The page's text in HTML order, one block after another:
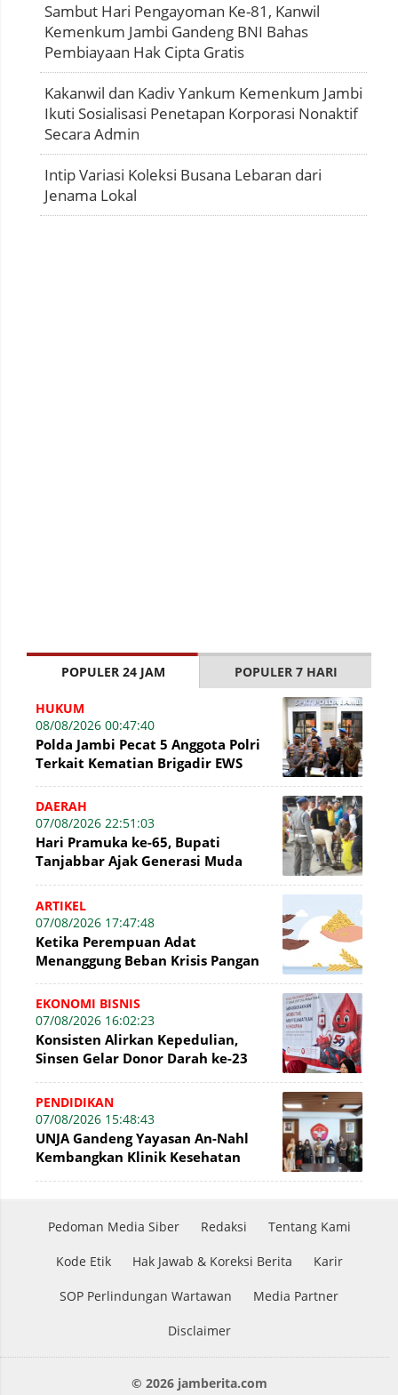
Sambut Hari Pengayoman Ke-81, Kanwil
Kemenkum Jambi Gandeng BNI Bahas
Pembiayaan Hak Cipta Gratis
Kakanwil dan Kadiv Yankum Kemenkum Jambi
Ikuti Sosialisasi Penetapan Korporasi Nonaktif
Secara Admin
Intip Variasi Koleksi Busana Lebaran dari
Jenama Lokal
POPULER 24 JAM POPULER 7 HARI
HUKUM
08/08/2026 00:47:40
Polda Jambi Pecat 5 Anggota Polri
Terkait Kematian Brigadir EWS
DAERAH
07/08/2026 22:51:03
Hari Pramuka ke-65, Bupati
Tanjabbar Ajak Generasi Muda
Nyata
ARTIKEL
07/08/2026 17:47:48
Ketika Perempuan Adat
Menanggung Beban Krisis Pangan
EKONOMI BISNIS
07/08/2026 16:02:23
Konsisten Alirkan Kepedulian,
Sinsen Gelar Donor Darah ke-23
Sinsen
PENDIDIKAN
07/08/2026 15:48:43
UNJA Gandeng Yayasan An-Nahl
Kembangkan Klinik Kesehatan
Pedoman Media Siber Redaksi Tentang Kami
Kode Etik Hak Jawab & Koreksi Berita Karir
SOP Perlindungan Wartawan Media Partner
Disclaimer
© 2026 jamberita.com